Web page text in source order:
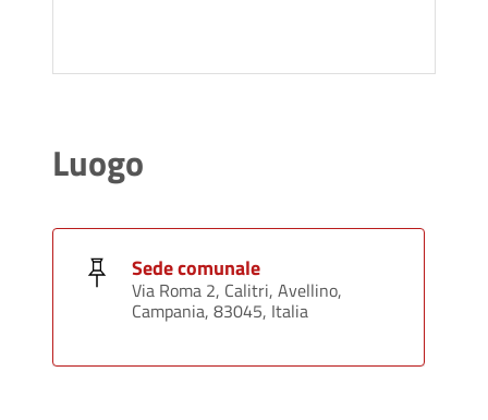
Luogo
Sede comunale
Via Roma 2, Calitri, Avellino,
Campania, 83045, Italia